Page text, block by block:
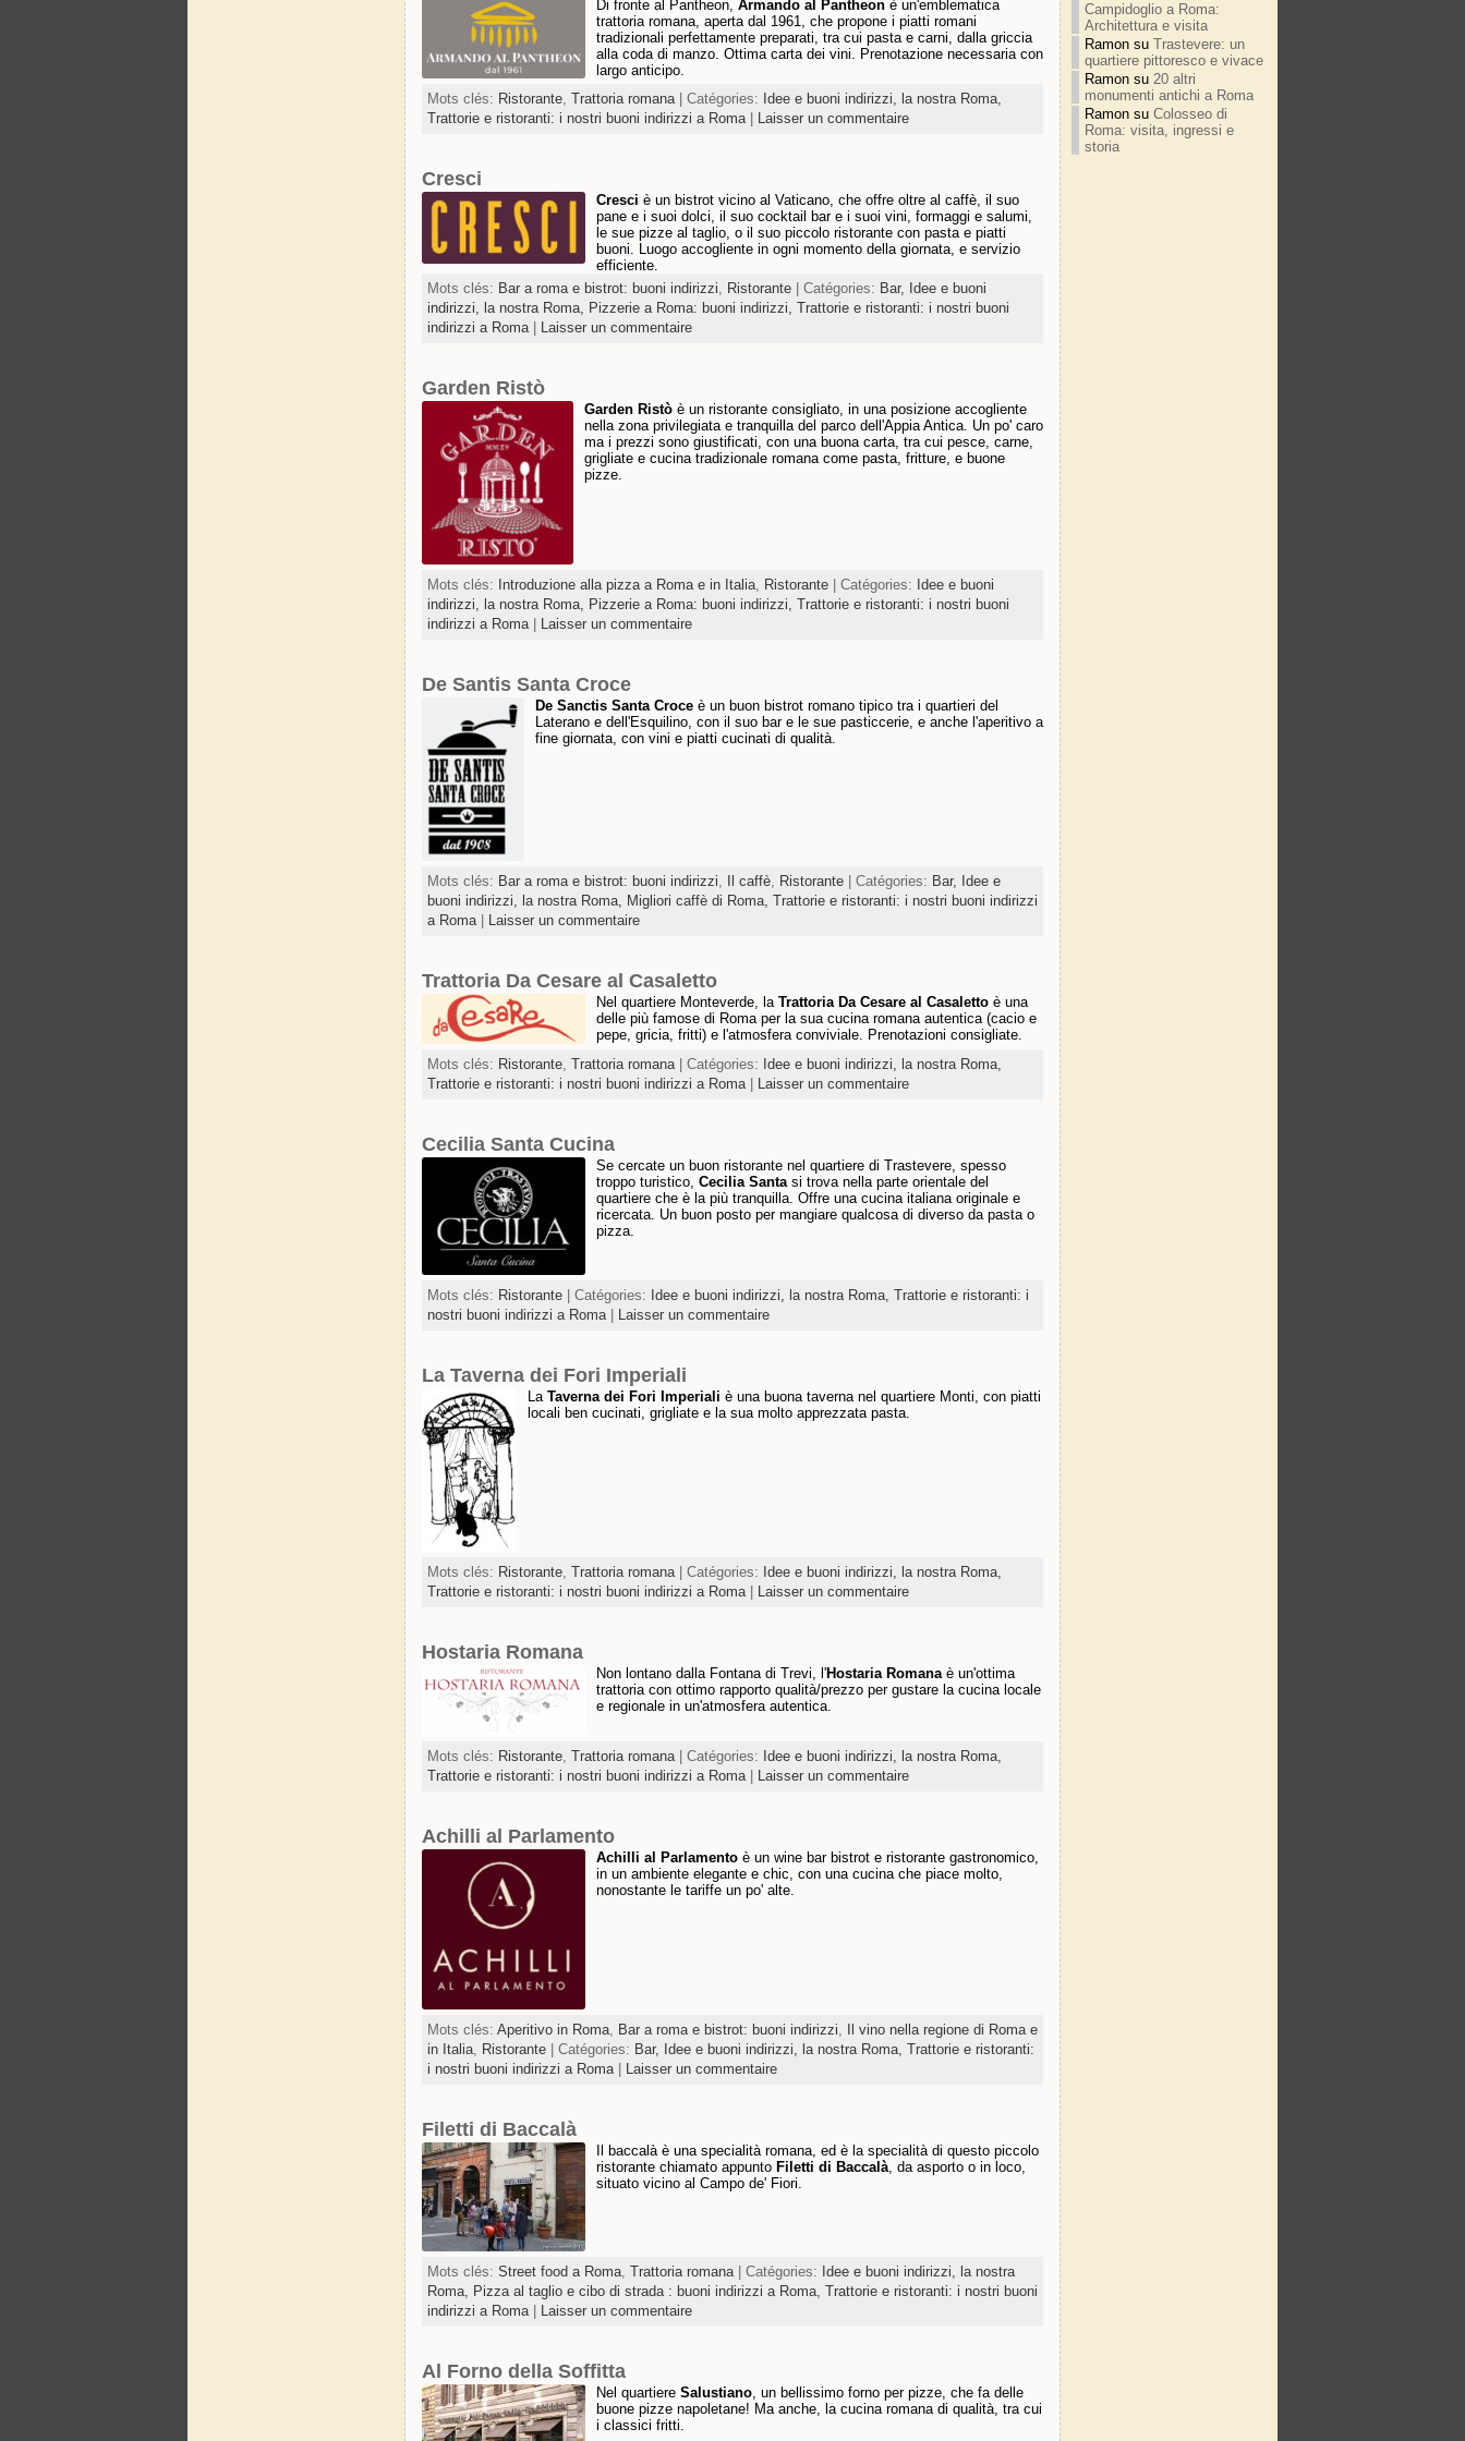
Di fronte al Pantheon, Armando al Pantheon è un'emblematica
trattoria romana, aperta dal 1961, che propone i piatti romani
tradizionali perfettamente preparati, tra cui pasta e carni, dalla griccia
alla coda di manzo. Ottima carta dei vini. Prenotazione necessaria con
largo anticipo.
Mots clés: Ristorante Trattoria romana | Catégories: Idee e buoni indirizzi, la nostra Roma,
Trattorie e ristoranti: i nostri buoni indirizzi a Roma
Laisser un commentaire
Cresci
Cresci è un bistrot vicino al Vaticano, che offre oltre al caffè, il suo
pane e i suoi dolci, il suo cocktail bar e i suoi vini, formaggi e salumi,
le sue pizze al taglio, o il suo piccolo ristorante con pasta e piatti
buoni. Luogo accogliente in ogni momento della giornata, e servizio
efficiente.
Mots clés: Bar a roma e bistrot: buoni indirizzi Ristorante | Catégories: Bar,
Idee e buoni
indirizzi, la nostra Roma,
Pizzerie a Roma: buoni indirizzi, Trattorie e ristoranti: i nostri buoni
indirizzi a Roma
Laisser un commentaire
Garden Ristò
Garden Ristò è un ristorante consigliato, in una posizione accogliente
nella zona privilegiata e tranquilla del parco dell'Appia Antica. Un po' caro
ma i prezzi sono giustificati, con una buona carta, tra cui pesce, carne,
grigliate e cucina tradizionale romana come pasta, fritture, e buone
pizze.
Mots clés: Introduzione alla pizza a Roma e in Italia Ristorante | Catégories: Idee e buoni
indirizzi, la nostra Roma,
Pizzerie a Roma: buoni indirizzi, Trattorie e ristoranti: i nostri buoni
indirizzi a Roma
Laisser un commentaire
De Santis Santa Croce
De Sanctis Santa Croce è un buon bistrot romano tipico tra i quartieri del
Laterano e dell'Esquilino, con il suo bar e le sue pasticcerie, e anche l'aperitivo a
fine giornata, con vini e piatti cucinati di qualità.
Mots clés: Bar a roma e bistrot: buoni indirizzi Il caffè Ristorante | Catégories: Bar,
Idee e
buoni indirizzi, la nostra Roma,
Migliori caffè di Roma, Trattorie e ristoranti: i nostri buoni indirizzi
a Roma
Laisser un commentaire
Trattoria Da Cesare al Casaletto
Nel quartiere Monteverde, la Trattoria Da Cesare al Casaletto è una
delle più famose di Roma per la sua cucina romana autentica (cacio e
pepe, gricia, fritti) e l'atmosfera conviviale. Prenotazioni consigliate.
Mots clés: Ristorante Trattoria romana | Catégories: Idee e buoni indirizzi, la nostra Roma,
Trattorie e ristoranti: i nostri buoni indirizzi a Roma
Laisser un commentaire
Cecilia Santa Cucina
Se cercate un buon ristorante nel quartiere di Trastevere, spesso
troppo turistico, Cecilia Santa si trova nella parte orientale del
quartiere che è la più tranquilla. Offre una cucina italiana originale e
ricercata. Un buon posto per mangiare qualcosa di diverso da pasta o
pizza.
Mots clés: Ristorante | Catégories: Idee e buoni indirizzi, la nostra Roma, Trattorie e ristoranti: i
nostri buoni indirizzi a Roma
Laisser un commentaire
La Taverna dei Fori Imperiali
La Taverna dei Fori Imperiali è una buona taverna nel quartiere Monti, con piatti
locali ben cucinati, grigliate e la sua molto apprezzata pasta.
Mots clés: Ristorante Trattoria romana | Catégories: Idee e buoni indirizzi, la nostra Roma,
Trattorie e ristoranti: i nostri buoni indirizzi a Roma
Laisser un commentaire
Hostaria Romana
Non lontano dalla Fontana di Trevi, l'Hostaria Romana è un'ottima
trattoria con ottimo rapporto qualità/prezzo per gustare la cucina locale
e regionale in un'atmosfera autentica.
Mots clés: Ristorante Trattoria romana | Catégories: Idee e buoni indirizzi, la nostra Roma,
Trattorie e ristoranti: i nostri buoni indirizzi a Roma
Laisser un commentaire
Achilli al Parlamento
Achilli al Parlamento è un wine bar bistrot e ristorante gastronomico,
in un ambiente elegante e chic, con una cucina che piace molto,
nonostante le tariffe un po' alte.
Mots clés: Aperitivo in Roma Bar a roma e bistrot: buoni indirizzi
Il vino nella regione di Roma e
in Italia
Ristorante | Catégories: Bar, Idee e buoni indirizzi, la nostra Roma, Trattorie e ristoranti:
i nostri buoni indirizzi a Roma
Laisser un commentaire
Filetti di Baccalà
Il baccalà è una specialità romana, ed è la specialità di questo piccolo
ristorante chiamato appunto Filetti di Baccalà , da asporto o in loco,
situato vicino al Campo de' Fiori.
Mots clés: Street food a Roma Trattoria romana | Catégories: Idee e buoni indirizzi, la nostra
Roma,
Pizza al taglio e cibo di strada : buoni indirizzi a Roma, Trattorie e ristoranti: i nostri buoni
indirizzi a Roma
Laisser un commentaire
Al Forno della Soffitta
Nel quartiere Salustiano , un bellissimo forno per pizze, che fa delle
buone pizze napoletane! Ma anche, la cucina romana di qualità, tra cui
i classici fritti.
Campidoglio a Roma:
Architettura e visita
Ramon su Trastevere: un
quartiere pittoresco e vivace
Ramon su 20 altri
monumenti antichi a Roma
Ramon su Colosseo di
Roma: visita, ingressi e
storia